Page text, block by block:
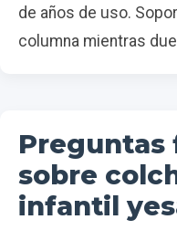
de años de uso.
columna mientras
Preguntas
sobre
infantil